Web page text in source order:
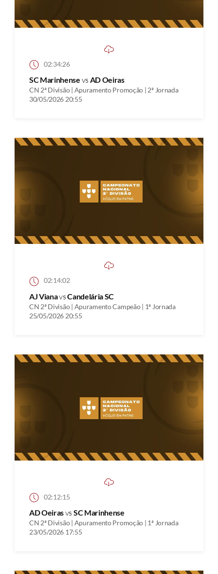
02:34:26
SC Marinhense vs AD Oeiras
CN 2ª Divisão | Apuramento Promoção | 2ª Jornada
30/05/2026 20:55
02:14:02
AJ VianavsCandelária SC
CN 2ª Divisão | Apuramento Campeão | 1ª Jornada
25/05/2026 20:55
02:12:15
AD Oeirasvs SC Marinhense
CN 2ª Divisão | Apuramento Promoção | 1ª Jornada
23/05/2026 17:55